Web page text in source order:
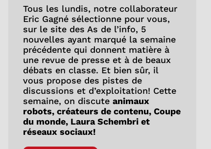
Tous les lundis, notre collaborateur
Eric Gagné sélectionne pour vous,
sur le site des As de l’info, 5
nouvelles ayant marqué la semaine
précédente qui donnent matière à
une revue de presse et à de beaux
débats en classe. Et bien sûr, il
vous propose des pistes de
discussions et d’exploitation! Cette
semaine, on discuteanimaux
robots, créateurs de contenu, Coupe
du monde, Laura Schembri et
réseaux sociaux!